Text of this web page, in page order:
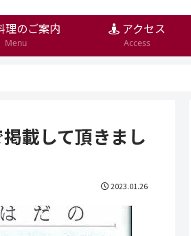
のご案内
Menu
アクセス
Access
載して頂きまし
2023.01.26